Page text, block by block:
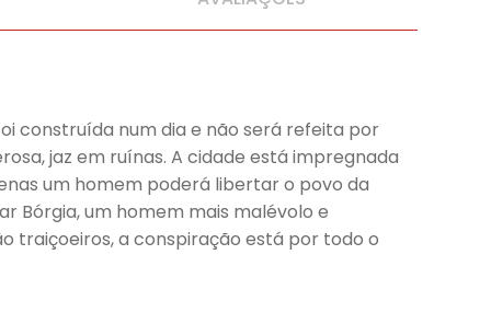
construída num dia e não será refeita por
jaz em ruínas. A cidade está impregnada
um homem poderá libertar o povo da
Bórgia, um homem mais malévolo e
traiçoeiros, a conspiração está por todo o